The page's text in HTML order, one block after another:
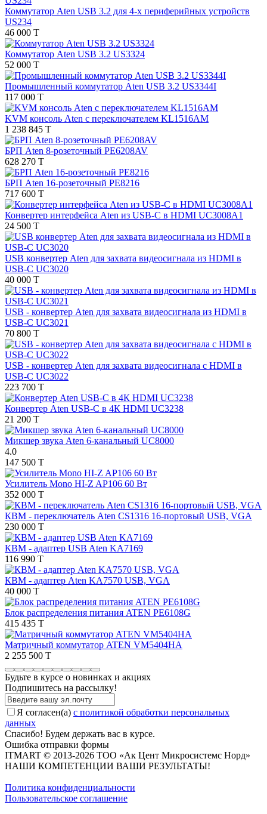
Коммутатор Aten USB 3.2 для 4-х периферийных устройств
US234
46 000 T
Коммутатор Aten USB 3.2 US3324
52 000 T
Промышленный коммутатор Aten USB 3.2 US3344I
117 000 T
KVM консоль Aten с переключателем KL1516AM
1 238 845 T
БРП Aten 8-розеточный PE6208AV
628 270 T
БРП Aten 16-розеточный PE8216
717 600 T
Конвертер интерфейса Aten из USB-C в HDMI UC3008A1
24 500 T
USB конвертер Aten для захвата видеосигнала из HDMI в
USB-C UC3020
40 000 T
USB - конвертер Aten для захвата видеосигнала из HDMI в
USB-C UC3021
70 800 T
USB - конвертер Aten для захвата видеосигнала с HDMI в
USB-C UC3022
223 700 T
Конвертер Aten USB-C в 4К HDMI UC3238
21 200 T
Микшер звука Aten 6-канальный UC8000
4.0
147 500 T
Усилитель Mono HI-Z AP106 60 Вт
352 000 T
КВМ - переключатель Aten CS1316 16-портовый USB, VGA
230 000 T
КВМ - адаптер USB Aten KA7169
116 990 T
КВМ - адаптер Aten KA7570 USB, VGA
40 000 T
Блок распределения питания ATEN PE6108G
415 435 T
Матричный коммутатор ATEN VM5404HA
2 255 500 T
Будьте в курсе о новинках и акциях
Подпишитесь на рассылкy!
Я согласен(a) с политикой обработки персональных
данных
Спасибо! Будем держать вас в курсе.
Ошибка отправки формы
ITMART © 2013-2026 ТОО «Ак Цент Микросистемс Норд»
НАШИ КОМПЕТЕНЦИИ ВАШИ РЕЗУЛЬТАТЫ!
Политика конфиденциальности
Пользовательское соглашение